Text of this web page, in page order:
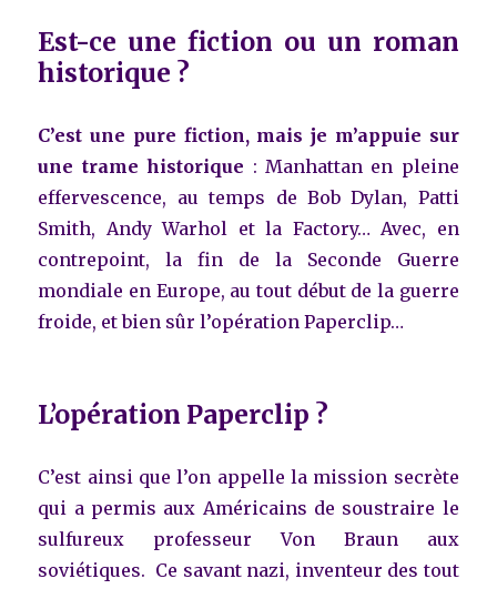
Est-ce une fiction ou un roman
historique ?
C’est une pure fiction, mais je m’appuie sur
une trame historique : Manhattan en pleine
effervescence, au temps de Bob Dylan, Patti
Smith, Andy Warhol et la Factory… Avec, en
contrepoint, la fin de la Seconde Guerre
mondiale en Europe, au tout début de la guerre
froide, et bien sûr l’opération Paperclip…
L’opération Paperclip ?
C’est ainsi que l’on appelle la mission secrète
qui a permis aux Américains de soustraire le
sulfureux professeur Von Braun aux
soviétiques. Ce savant nazi, inventeur des tout